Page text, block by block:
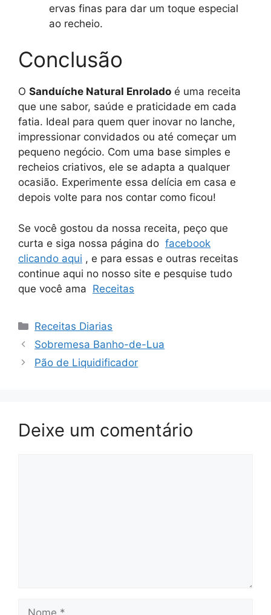
ervas finas para dar um toque especial
ao recheio.
Conclusão
O Sanduíche Natural Enrolado é uma receita
que une sabor, saúde e praticidade em cada
fatia. Ideal para quem quer inovar no lanche,
impressionar convidados ou até começar um
pequeno negócio. Com uma base simples e
recheios criativos, ele se adapta a qualquer
ocasião. Experimente essa delícia em casa e
depois volte para nos contar como ficou!
Se você gostou da nossa receita, peço que
curta e siga nossa página do facebook
clicando aqui , e para essas e outras receitas
continue aqui no nosso site e pesquise tudo
que você ama Receitas
Categorias
Receitas Diarias
Sobremesa Banho-de-Lua
Pão de Liquidificador
Deixe um comentário